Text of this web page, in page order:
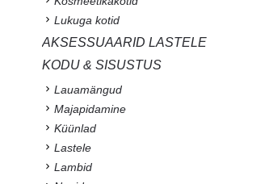
Lukuga kotid
AKSESSUAARID LASTELE
KODU & SISUSTUS
Lauamängud
Majapidamine
Küünlad
Lastele
Lambid